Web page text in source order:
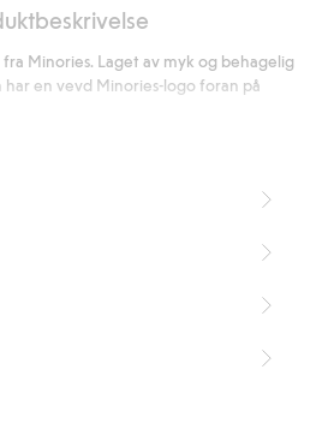
Minories. Laget av myk og behagelig
har en vevd Minories-logo foran på
bomull.